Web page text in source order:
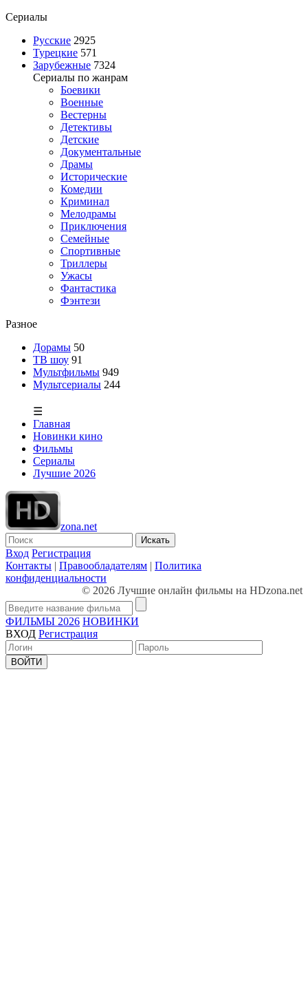
Сериалы
Русские 2925
Турецкие 571
Зарубежные 7324
Сериалы по жанрам
Боевики
Военные
Вестерны
Детективы
Детские
Документальные
Драмы
Исторические
Комедии
Криминал
Мелодрамы
Приключения
Семейные
Спортивные
Триллеры
Ужасы
Фантастика
Фэнтези
Разное
Дорамы 50
ТВ шоу 91
Мультфильмы 949
Мультсериалы 244
☰
Главная
Новинки кино
Фильмы
Сериалы
Лучшие 2026
zona.net
Искать
Вход Регистрация
Контакты | Правообладателям | Политика
конфиденциальности
© 2026 Лучшие онлайн фильмы на HDzona.net
ФИЛЬМЫ 2026 НОВИНКИ
ВХОД Регистрация